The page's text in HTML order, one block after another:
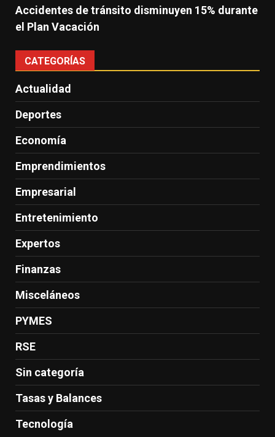
Accidentes de tránsito disminuyen 15% durante
el Plan Vacación
CATEGORÍAS
Actualidad
Deportes
Economía
Emprendimientos
Empresarial
Entretenimiento
Expertos
Finanzas
Misceláneos
PYMES
RSE
Sin categoría
Tasas y Balances
Tecnología